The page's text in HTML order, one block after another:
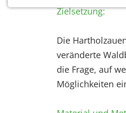
Zielsetzung:
Die
veränderte
die Frage, auf
Möglichkeiten
Notwendige Cookies
der Website erforderlich.
Einverständnis-Cookie
cookie_consent